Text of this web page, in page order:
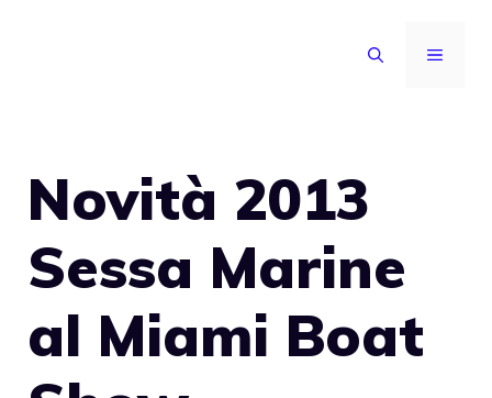
MENU
Novità 2013
Sessa Marine
al Miami Boat